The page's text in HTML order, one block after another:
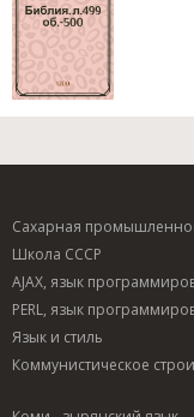
Сахарная
Школа СССР
AJAX, язык
PERL, язык
Язык и стиль
Коммунистическое